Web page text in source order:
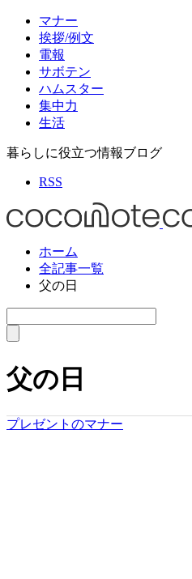
マナー
挨拶/例文
電報
サボテン
ハムスター
集中力
生活
暮らしに役立つ情報ブログ
RSS
ホーム
全記事一覧
父の日
父の日
プレゼントのマナー